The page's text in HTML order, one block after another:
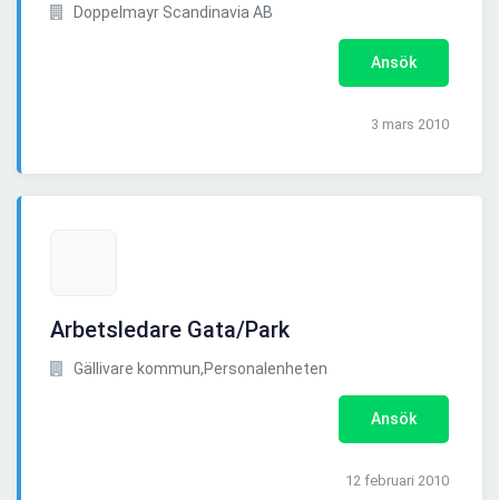
Doppelmayr Scandinavia AB
Ansök
3 mars 2010
Arbetsledare Gata/Park
Gällivare kommun,Personalenheten
Ansök
12 februari 2010